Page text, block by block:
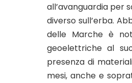
all’avanguardia per
diverso sull’erba.
delle Marche è
geoelettriche al
presenza di
mesi, anche e